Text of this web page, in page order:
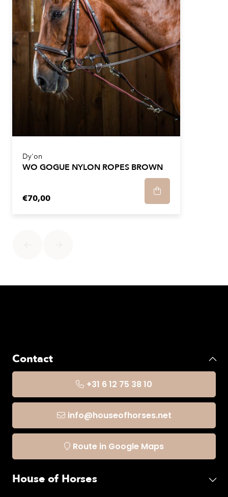
Dy'on
WO GOGUE NYLON ROPES BROWN
€70,00
Contact
+31 6 12 75 38 10
info@houseofhorses.net
Route in Google Maps
House of Horses